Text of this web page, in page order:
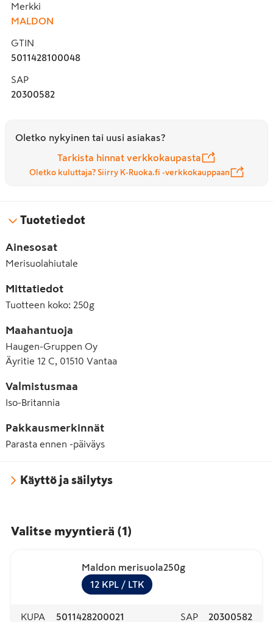
Merkki
MALDON
GTIN
5011428100048
SAP
20300582
Oletko nykyinen tai uusi asiakas?
Tarkista hinnat verkkokaupasta
Oletko kuluttaja? Siirry K-Ruoka.fi -verkkokauppaan
Tuotetiedot
Ainesosat
Merisuolahiutale
Mittatiedot
Tuotteen koko: 250g
Maahantuoja
Haugen-Gruppen Oy
Äyritie 12 C, 01510 Vantaa
Valmistusmaa
Iso-Britannia
Pakkausmerkinnät
Parasta ennen -päiväys
Käyttö ja säilytys
Valitse myyntierä (1)
Maldon merisuola250g
12 KPL / LTK
KUPA 5011428200021 SAP 20300582